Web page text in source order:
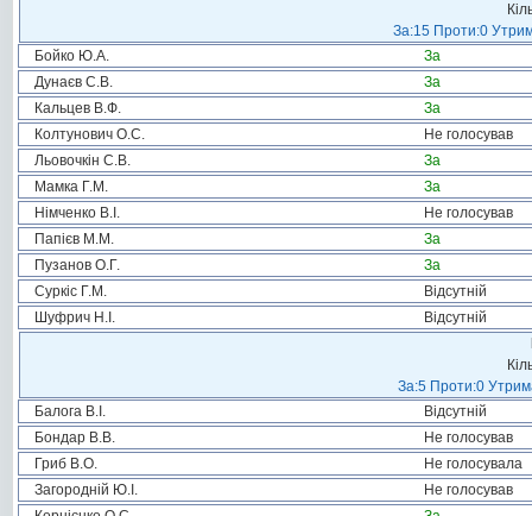
За:15 Проти:0
Бойко Ю.А.
За
Дунаєв С.В.
За
Кальцев В.Ф.
За
Колтунович О.С.
Не голосував
Льовочкін С.В.
За
Мамка Г.М.
За
Німченко В.І.
Не голосував
Папієв М.М.
За
Пузанов О.Г.
За
Суркіс Г.М.
Відсутній
Шуфрич Н.І.
Відсутній
За:5 Проти:0
Балога В.І.
Відсутній
Бондар В.В.
Не голосував
Гриб В.О.
Не голосувала
Загородній Ю.І.
Не голосував